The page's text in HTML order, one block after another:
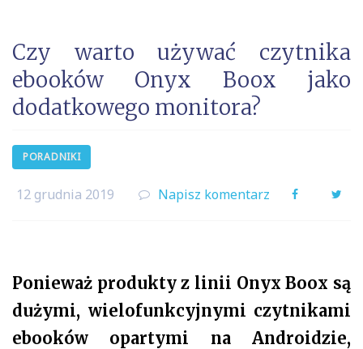
Czy warto używać czytnika
ebooków Onyx Boox jako
dodatkowego monitora?
PORADNIKI
12 grudnia 2019 Napisz komentarz Facebook
Ponieważ produkty z linii Onyx Boox są
dużymi, wielofunkcyjnymi czytnikami
ebooków opartymi na Androidzie,